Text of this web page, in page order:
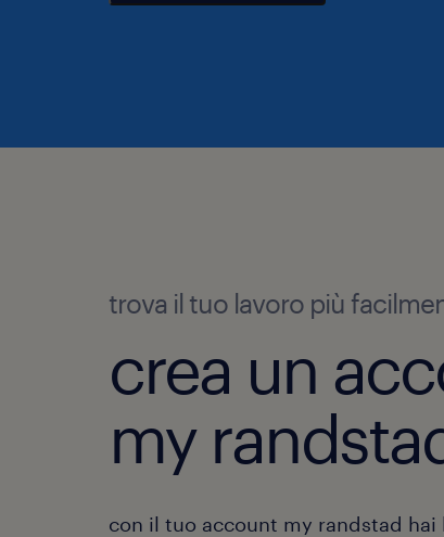
trova il tuo lavoro più
crea un
my
con il tuo account my randstad